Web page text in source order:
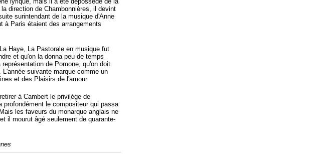
direction de Chambonnières, il devint
surintendant de la musique d'Anne
à Paris étaient des arrangements
Haye, La Pastorale en musique fut
et qu'on la donna peu de temps
de Pomone, qu'on doit
suivante marque comme un
et des Plaisirs de l'amour.
à Cambert le privilège de
profondément le compositeur qui passa
les faveurs du monarque anglais ne
il mourut âgé seulement de quarante-